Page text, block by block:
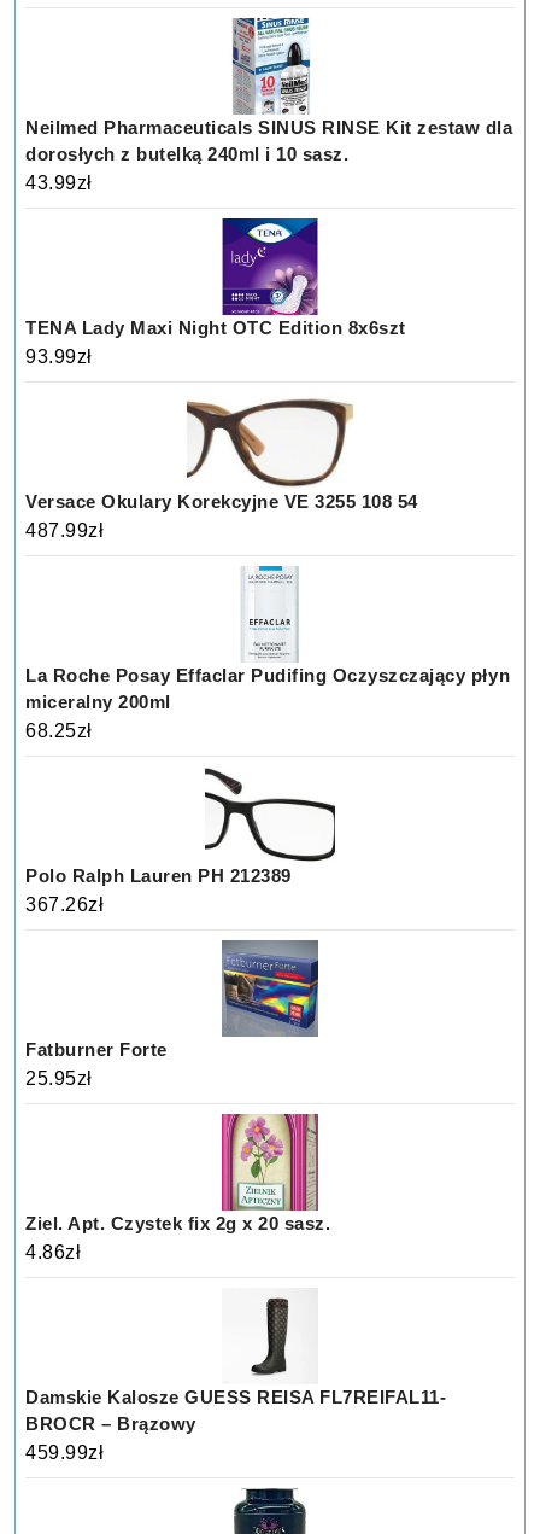
Neilmed Pharmaceuticals SINUS RINSE Kit zestaw dla
dorosłych z butelką 240ml i 10 sasz.
43.99zł
TENA Lady Maxi Night OTC Edition 8x6szt
93.99zł
Versace Okulary Korekcyjne VE 3255 108 54
487.99zł
La Roche Posay Effaclar Pudifing Oczyszczający płyn
miceralny 200ml
68.25zł
Polo Ralph Lauren PH 212389
367.26zł
Fatburner Forte
25.95zł
Ziel. Apt. Czystek fix 2g x 20 sasz.
4.86zł
Damskie Kalosze GUESS REISA FL7REIFAL11-
BROCR – Brązowy
459.99zł